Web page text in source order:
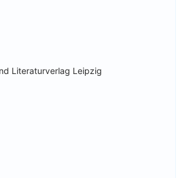
Literaturverlag Leipzig